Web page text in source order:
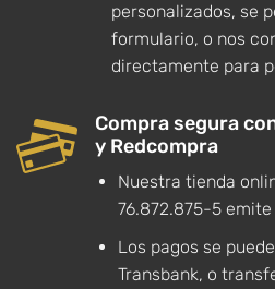
personalizados, se
formulario, o nos
directamente para
Compra segura
y Redcompra
Nuestra tienda
76.872.875-5
Los pagos se
Transbank, o